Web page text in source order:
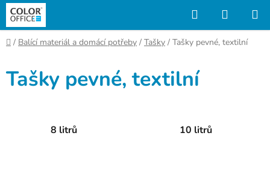
Přejít
obsah
Hledat
KOŠÍK
Domů
/ Balící materiál a domácí potřeby / Tašky / Tašky pevné, textilní
Tašky pevné, textilní
8 litrů 10 litrů